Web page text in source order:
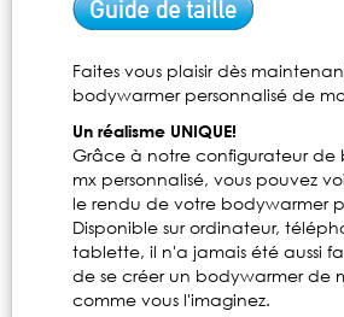
Faites vous plaisir dès
bodywarmer personnalisé de
Un réalisme UNIQUE!
Grâce à notre configurateur de
mx personnalisé, vous pouvez
le rendu de votre bodywarmer
Disponible sur ordinateur,
tablette, il n'a jamais été aussi
de se créer un bodywarmer de
comme vous l'imaginez.